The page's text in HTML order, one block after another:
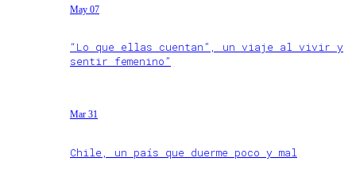
May 07
“Lo que ellas cuentan”, un viaje al vivir y
sentir femenino”
Mar 31
Chile, un país que duerme poco y mal